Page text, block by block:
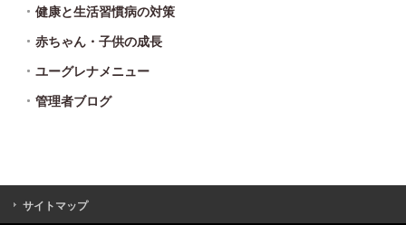
健康と生活習慣病の対策
赤ちゃん・子供の成長
ユーグレナメニュー
管理者ブログ
サイトマップ